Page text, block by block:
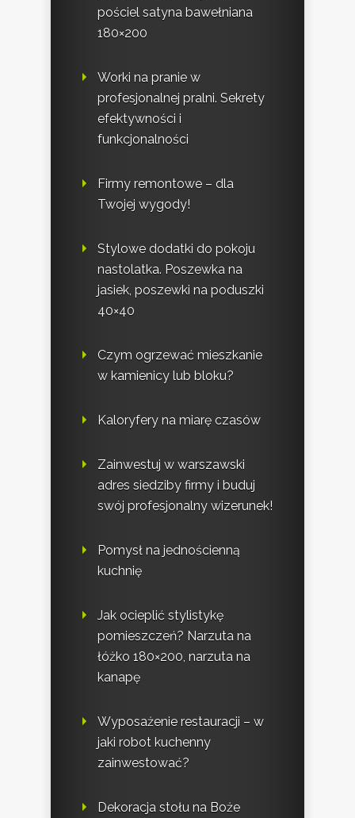
pościel satyna bawełniana
180×200
Worki na pranie w
profesjonalnej pralni. Sekrety
efektywności i
funkcjonalności
Firmy remontowe – dla
Twojej wygody!
Stylowe dodatki do pokoju
nastolatka. Poszewka na
jasiek, poszewki na poduszki
40×40
Czym ogrzewać mieszkanie
w kamienicy lub bloku?
Kaloryfery na miarę czasów
Zainwestuj w warszawski
adres siedziby firmy i buduj
swój profesjonalny wizerunek!
Pomysł na jednościenną
kuchnię
Jak ocieplić stylistykę
pomieszczeń? Narzuta na
łóżko 180×200, narzuta na
kanapę
Wyposażenie restauracji – w
jaki robot kuchenny
zainwestować?
Dekoracja stołu na Boże